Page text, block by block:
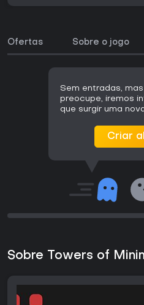
Ofertas Sobre o jogo
Sem entradas,
preocupe, iremos
que surgir uma
Criar
Sobre Towers of